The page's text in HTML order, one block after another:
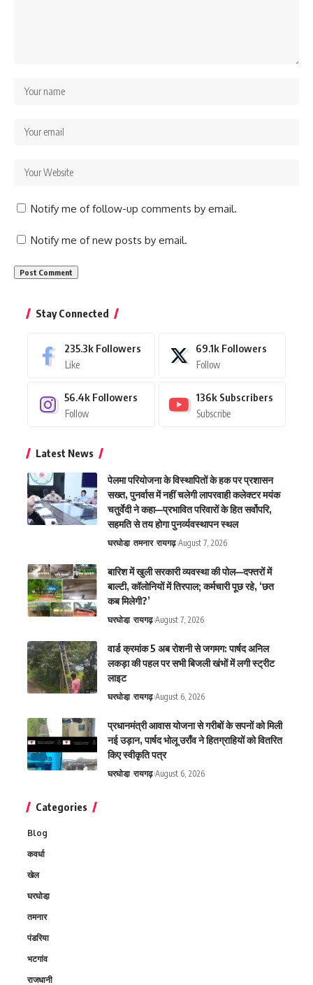
Notify me of follow-up comments by email.
Notify me of new posts by email.
Stay Connected
235.3k Followers
Like
69.1k Followers
Follow
56.4k Followers
Follow
136k Subscribers
Subscribe
Latest News
पेलमा परियोजना के विस्थापितों के हक पर प्रशासन
सख्त, पुनर्वास में नहीं चलेगी लापरवाही कलेक्टर मयंक
चतुर्वेदी ने कहा—प्रभावित परिवारों के हित सर्वोपरि,
सहमति से तय होगा पुनर्व्यवस्थापन स्थल
घरघोडा़ तमनार रायगढ़ August 7, 2026
बारिश में खुली सरकारी व्यवस्था की पोल—दफ्तरों में
बाल्टी, कॉलोनियों में तिरपाल; कर्मचारी पूछ रहे, ‘छत
कब मिलेगी?’
घरघोडा़ रायगढ़ August 7, 2026
वार्ड क्रमांक 5 अब रोशनी से जगमग: पार्षद अनिल
लकड़ा की पहल पर सभी बिजली खंभों में लगी स्ट्रीट
लाइट
घरघोडा़ रायगढ़ August 6, 2026
प्रधानमंत्री आवास योजना से गरीबों के सपनों को मिली
नई उड़ान, पार्षद भोलू उराँव ने हितग्राहियों को वितरित
किए स्वीकृति पत्र
घरघोडा़ रायगढ़ August 6, 2026
Categories
Blog
कवर्धा
खेल
घरघोडा़
तमनार
पंडरिया
भटगांव
राजधानी